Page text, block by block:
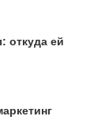
откуда ей